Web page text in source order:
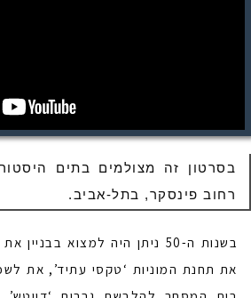
בסרטון זה מצולמים בתים
רחוב פינסקר, בתל-אביב.
בשנות ה-50 ניתן היה למצוא
את תחנת המוניות ‘טקסי עתיד’, את